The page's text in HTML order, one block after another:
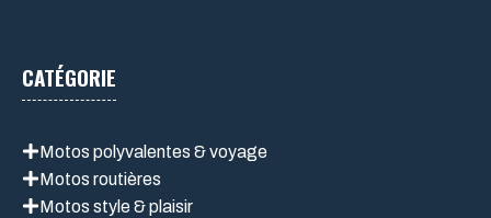
CATÉGORIE
Motos polyvalentes & voyage
Motos routières
Motos style & plaisir